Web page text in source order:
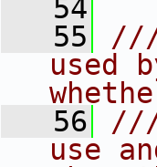
   54
   55
///
used
   56
use